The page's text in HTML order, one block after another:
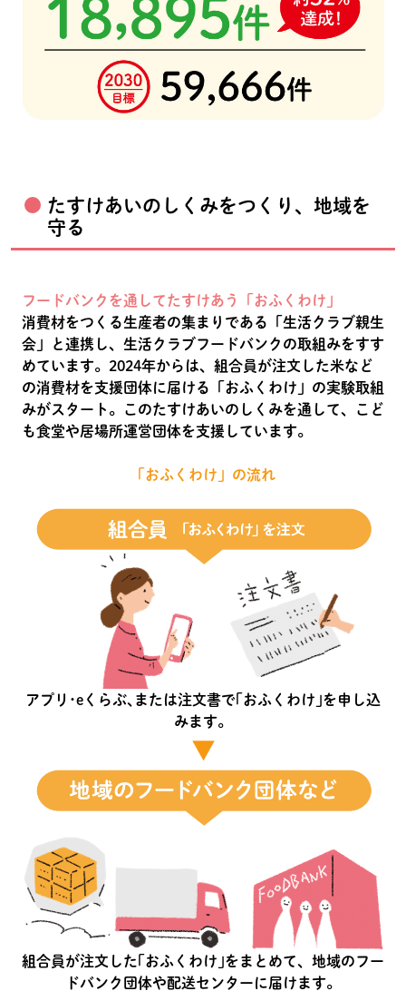
たすけあいのしくみをつくり、地域を
守る
フードバンクを通してたすけあう「おふくわけ」
消費材をつくる生産者の集まりである「生活クラブ親生
会」と連携し、生活クラブフードバンクの取組みをすす
めています。2024年からは、組合員が注文した米など
の消費材を支援団体に届ける「おふくわけ」の実験取組
みがスタート。このたすけあいのしくみを通して、こど
も食堂や居場所運営団体を支援しています。
「おふくわけ」の流れ
アプリ･eくらぶ､または注文書で｢おふくわけ｣を申し込
みます。
▼
組合員が注文した｢おふくわけ｣をまとめて、地域のフー
ドバンク団体や配送センターに届けます。